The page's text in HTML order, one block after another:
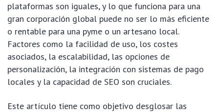
plataformas son iguales, y lo que funciona para una
gran corporación global puede no ser lo más eficiente
o rentable para una pyme o un artesano local.
Factores como la facilidad de uso, los costes
asociados, la escalabilidad, las opciones de
personalización, la integración con sistemas de pago
locales y la capacidad de SEO son cruciales.
Este artículo tiene como objetivo desglosar las